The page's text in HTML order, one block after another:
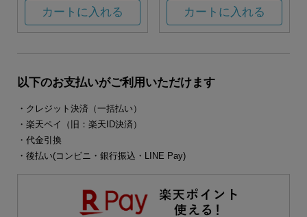
カートに入れる カートに入れる
以下のお支払いがご利用いただけます
・クレジット決済（一括払い）
・楽天ペイ（旧：楽天ID決済）
・代金引換
・後払い(コンビニ・銀行振込・LINE Pay)